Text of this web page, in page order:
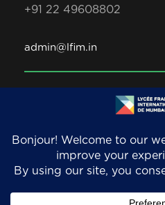
+91 22 49608802
admin@lfim.in
Copyright 2026. LFIM/